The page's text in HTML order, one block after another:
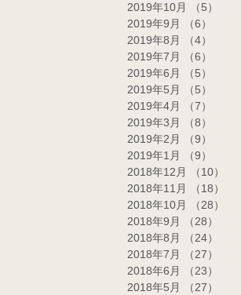
2019年10月
（5）
2019年9月
（6）
2019年8月
（4）
2019年7月
（6）
2019年6月
（5）
2019年5月
（5）
2019年4月
（7）
2019年3月
（8）
2019年2月
（9）
2019年1月
（9）
2018年12月
（10）
2018年11月
（18）
2018年10月
（28）
2018年9月
（28）
2018年8月
（24）
2018年7月
（27）
2018年6月
（23）
2018年5月
（27）